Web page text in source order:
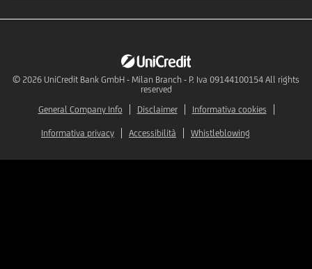
© 2026 UniCredit Bank GmbH - Milan Branch - P. Iva 09144100154 All rights
reserved
General Company Info
Disclaimer Informativa cookies
Informativa privacy Accessibilità Whistleblowing